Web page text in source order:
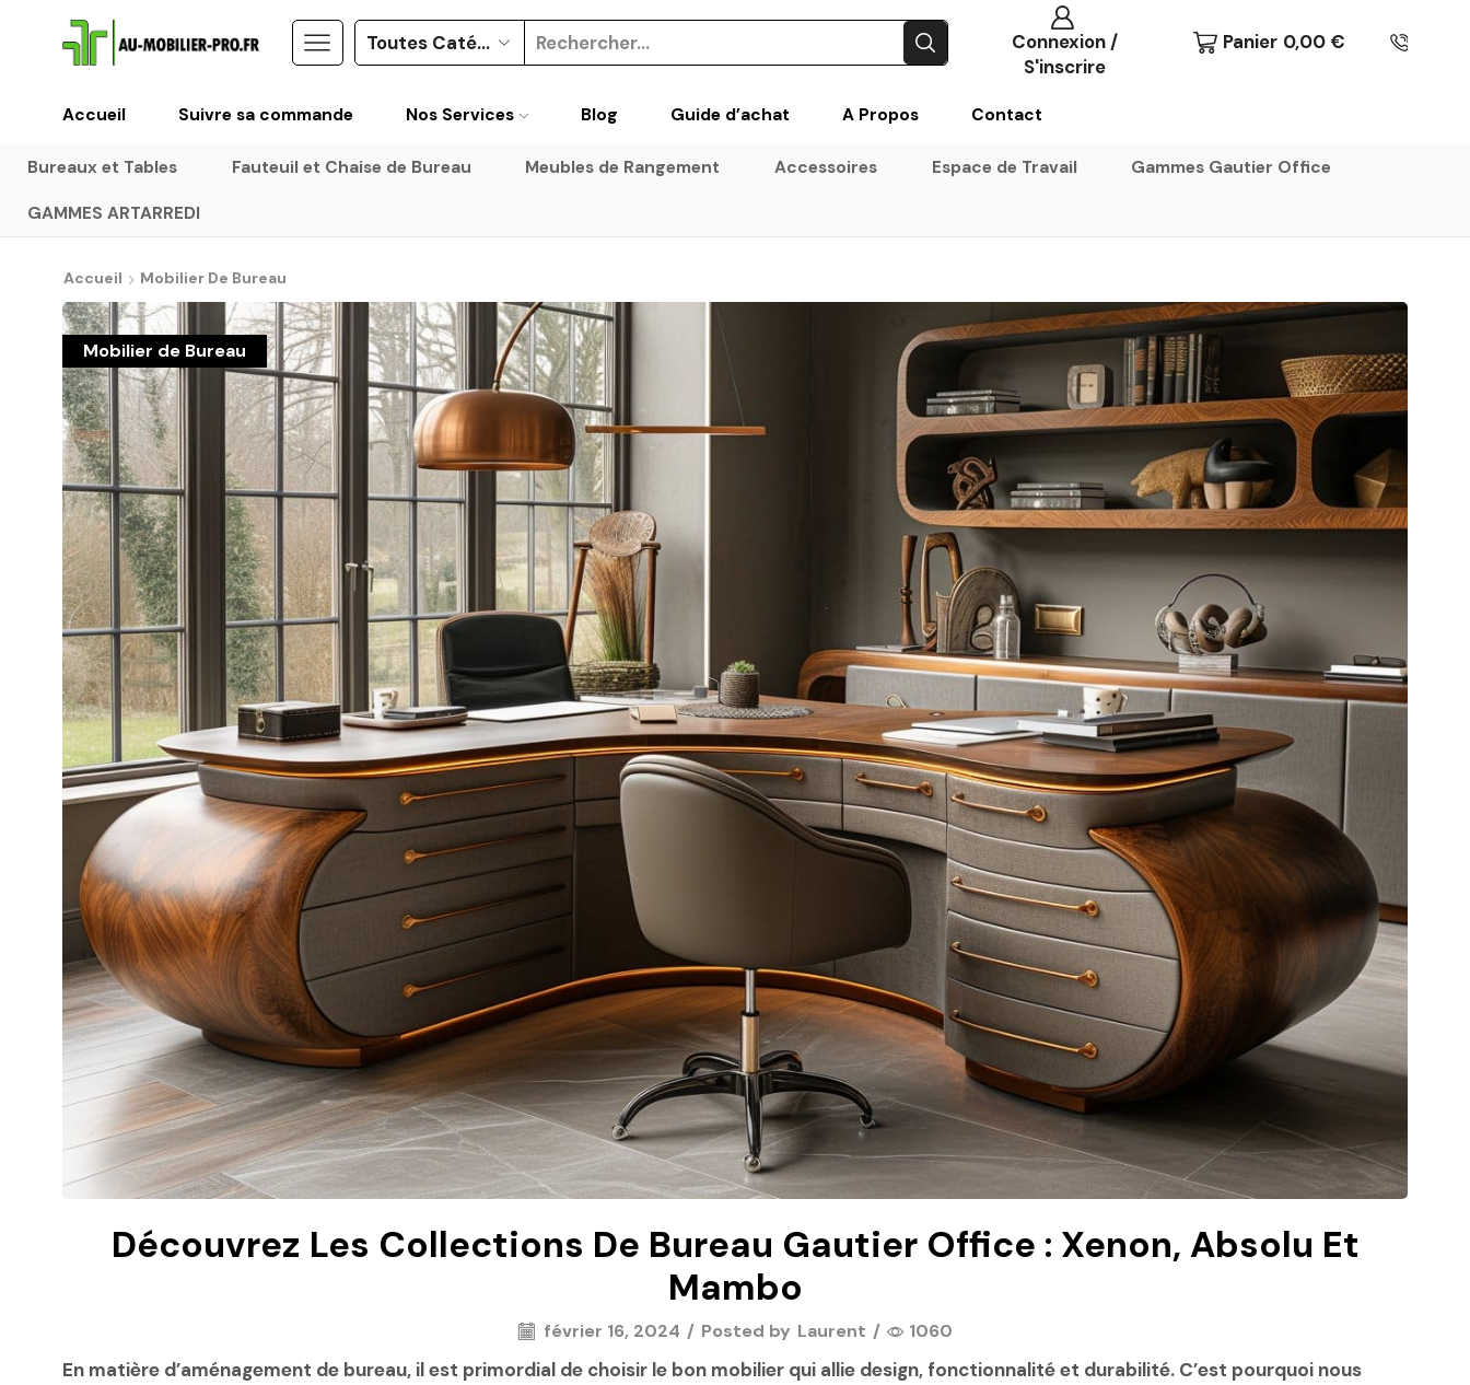
Connexion /
S'inscrire
Panier 0,00 €
Accueil Suivre sa commande Nos Services Blog Guide d’achat A Propos Contact
Bureaux et Tables Fauteuil et Chaise de Bureau Meubles de Rangement Accessoires Espace de Travail Gammes Gautier Office
GAMMES ARTARREDI
Accueil Mobilier De Bureau
Mobilier de Bureau
Découvrez Les Collections De Bureau Gautier Office : Xenon, Absolu Et
Mambo
février 16, 2024 / Posted by Laurent / 1060
En matière d’aménagement de bureau, il est primordial de choisir le bon mobilier qui allie design, fonctionnalité et durabilité. C’est pourquoi nous